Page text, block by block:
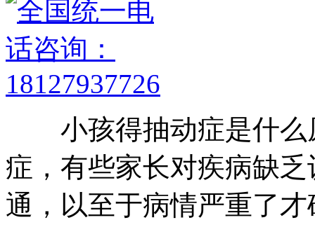
小孩得抽动症是什么
症，有些家长对疾病缺
通，以至于病情严重了